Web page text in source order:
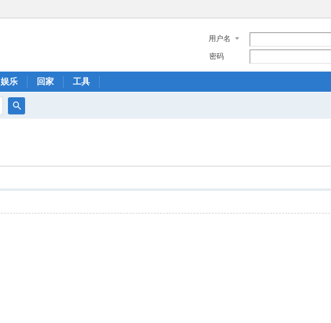
用户名
密码
娱乐 回家 工具